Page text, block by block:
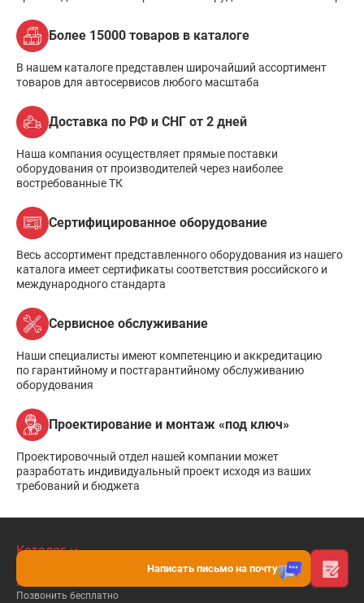
Более 15000 товаров в каталоге
В нашем каталоге представлен широчайший ассортимент
товаров для автосервисов любого масштаба
Доставка по РФ и СНГ от 2 дней
Наша компания осуществляет прямые поставки
оборудования от производителей через наиболее
востребованные ТК
Сертифицированное оборудование
Весь ассортимент представленного оборудования из нашего
каталога имеет сертификаты соответствия российского и
международного стандарта
Сервисное обслуживание
Наши специалисты имеют компетенцию и аккредитацию
по гарантийному и постгарантийному обслуживанию
оборудования
Проектирование и монтаж «под ключ»
Проектировочный отдел нашей компании может
разработать индивидуальный проект исходя из ваших
требований и бюджета
Каталог
Контакты
Позвонить бесплатно
Написать письмо на почту